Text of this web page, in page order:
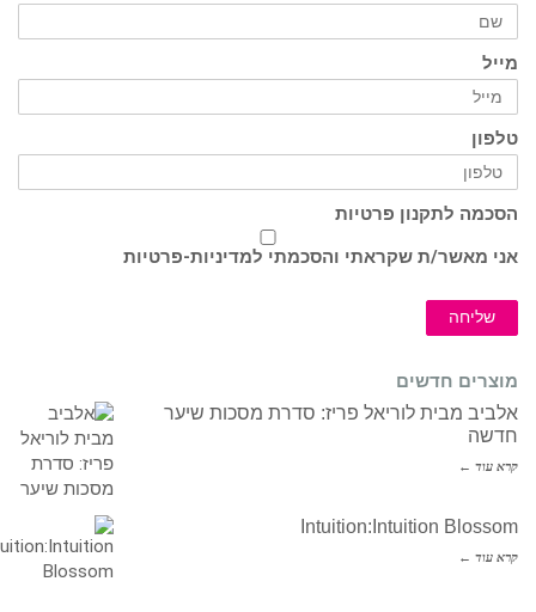
מייל
טלפון
הסכמה לתקנון פרטיות
אני מאשר/ת שקראתי והסכמתי למדיניות-פרטיות
שליחה
מוצרים חדשים
אלביב מבית לוריאל פריז: סדרת מסכות שיער
חדשה
קרא עוד ←
Intuition:Intuition Blossom
קרא עוד ←